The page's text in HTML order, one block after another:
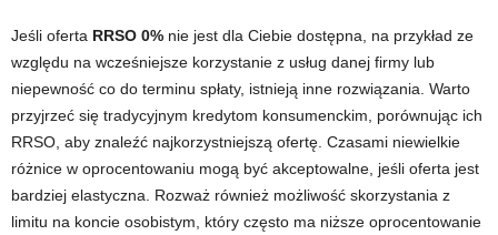
Jeśli oferta RRSO 0% nie jest dla Ciebie dostępna, na przykład ze
względu na wcześniejsze korzystanie z usług danej firmy lub
niepewność co do terminu spłaty, istnieją inne rozwiązania. Warto
przyjrzeć się tradycyjnym kredytom konsumenckim, porównując ich
RRSO, aby znaleźć najkorzystniejszą ofertę. Czasami niewielkie
różnice w oprocentowaniu mogą być akceptowalne, jeśli oferta jest
bardziej elastyczna. Rozważ również możliwość skorzystania z
limitu na koncie osobistym, który często ma niższe oprocentowanie